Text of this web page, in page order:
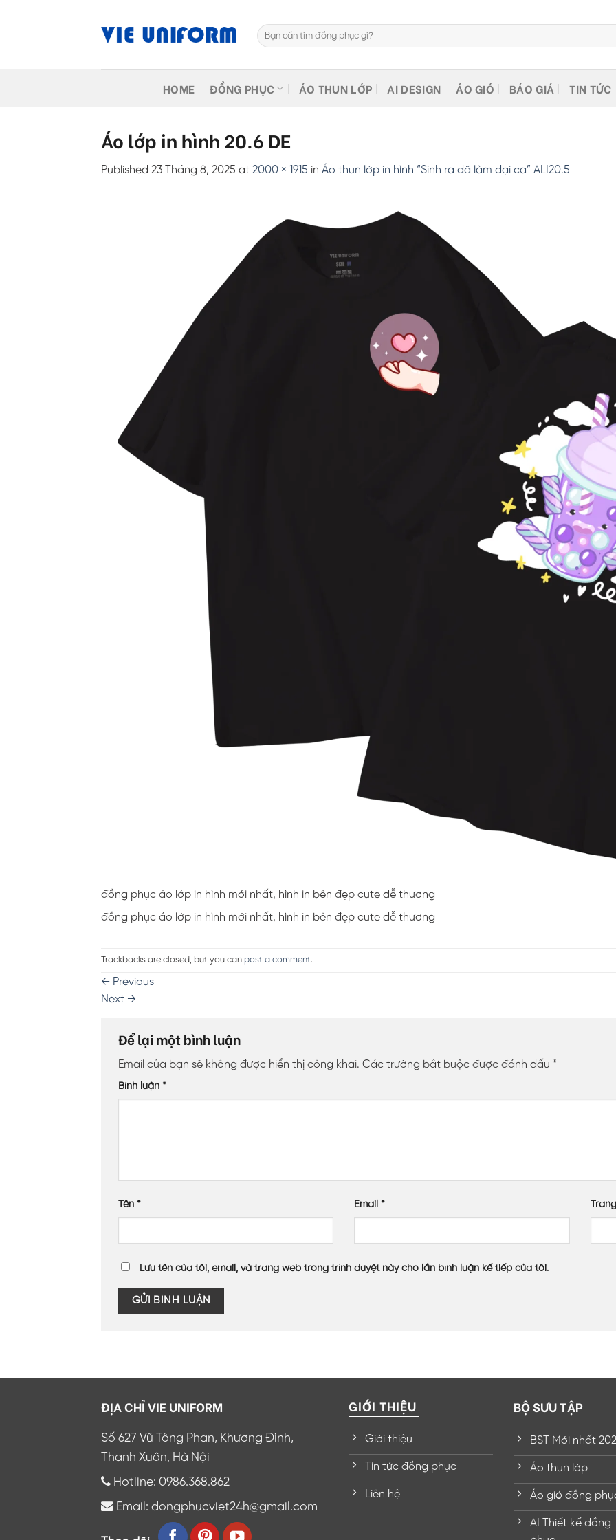
Tìm
kiếm:
HOME ĐỒNG PHỤC ÁO THUN LỚP AI DESIGN ÁO GIÓ BÁO GIÁ TIN TỨC
Áo lớp in hình 20.6 DE
Published 23 Tháng 8, 2025 at 2000 × 1915 in Áo thun lớp in hình “Sinh ra đã làm đại ca” ALI20.5
đồng phục áo lớp in hình mới nhất, hình in bên đẹp cute dễ thương
đồng phục áo lớp in hình mới nhất, hình in bên đẹp cute dễ thương
Trackbacks are closed, but you can post a comment.
← Previous
Next →
Để lại một bình luận
Email của bạn sẽ không được hiển thị công khai. Các trường bắt buộc được đánh dấu *
Bình luận *
Tên * Email*
Lưu tên của tôi, email, và trang web trong trình duyệt này cho lần bình luận kế tiếp của tôi.
ĐỊA CHỈ VIE UNIFORM
Số 627 Vũ Tông Phan, Khương Đình,
Thanh Xuân, Hà Nội
Hotline: 0986.368.862
Email: dongphucviet24h@gmail.com
GIỚI THIỆU
Giới thiệu
Tin tức đồng phục
Liên hệ
BỘ SƯU TẬP
BST Mới nhất
Áo thun lớp
Áo gió đồng
AI Thiết kế đồng